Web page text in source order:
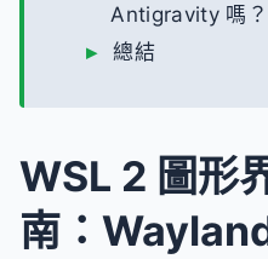
Antigravity 嗎？
總結
WSL 2 圖形
南：